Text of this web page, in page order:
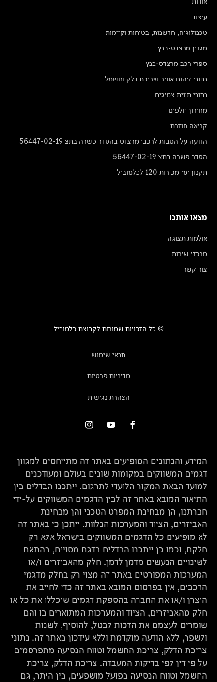
עיצוב
טכנולוגיה, חדשנות, בטיחות וקיימות
מגזין מרצדס-בנץ
ספרי רכב מרצדס-בנץ
נתוני זיהום אוויר וצריכת דלק וחשמל
נתוני תווית צמיגים
מחירון חלפים
קריאה חוזרת
הודעה על הטבות לרכבי מרצדס בהסדר פשרה בתצ 56447-02-19
הסדר פשרה בתצ 56447-02-19
תקנון ימי מכירות 120 לכלמוביל
מצאו אותנו
אולמות תצוגה
מרכזי שירות
צור קשר
© כל הזכויות שמורות לקבוצת כלמוביל
תנאי שימוש
מדיניות פרטיות
הצהרת נגישות
המידע והנתונים המופיעים באתר זה מתייחסים למגוון
דגמים המשווקים במקומות שונים בעולם ומעודכנים
למועד הבאת המקור הלועדי לתרגום. ייתכנו הבדלים בין
התיאור המובא באתר זה לבין הדגמים המשווקים על-ידי
חברתנו, הן מבחינת המפרט הטכני והן מבחינת
האביזרים, הציוד והמערכות הנלוות. ייתכן כי באתר זה
לא מופיעים כל הדגמים המשווקים בישראל אלא רק
חלקם, וכמו כן ייתכנו הבדלים בדגם מסויים, בהתאם
לשינויים הנעשים מדמן לדמן. חלק מהאביזרים ו/או
המערכות המפורטים באתר זה מצוי רק בחלק מדגמי
הרכבים, אין בפרסום המובא באתר זה כדי לחייב את
היצרן ו/או את החברה בהספקת דגמים שיכללו את כל או
חלק מהאביזרים, הציוד והמערכות המתוארים בו והם
שומרים לעצמם את הזכות לבטל, להוסיף, לשנות
ולשפר, ללא הודעה מוקדמת וללא עידכון באתר זה. נתוני
צריכת הדלק, צריכת החשמל וטווח הנסיעה מתפרסמים
על פי דין לפי בדיקות המעבדה. צריכת הדלק, צריכת
החשמל וטווח הנסיעה בפועל מושפעים, בין היתר, גם